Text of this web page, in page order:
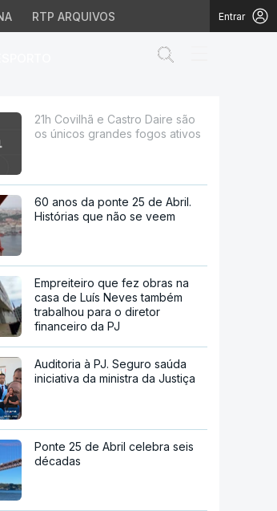
RTP ARQUIVOS Entrar
fogos ativos
21h Covilhã e Castro Daire são
os únicos grandes fogos ativos
60 anos da ponte 25 de Abril.
Histórias que não se veem
Empreiteiro que fez obras na
casa de Luís Neves também
trabalhou para o diretor
financeiro da PJ
Auditoria à PJ. Seguro saúda
iniciativa da ministra da Justiça
Ponte 25 de Abril celebra seis
décadas